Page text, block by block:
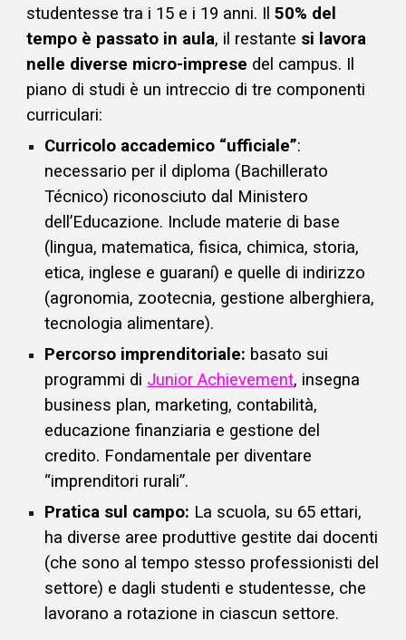
studentesse tra i 15 e i 19 anni. Il50% del
tempo è passato in aula, il restante si lavora
nelle diverse micro-imprese del campus. Il
piano di studi è un intreccio di tre componenti
curriculari:
Curricolo accademico “ufficiale”:
necessario per il diploma (Bachillerato
Técnico) riconosciuto dal Ministero
dell’Educazione. Include materie di base
(lingua, matematica, fisica, chimica, storia,
etica, inglese e guaraní) e quelle di indirizzo
(agronomia, zootecnia, gestione alberghiera,
tecnologia alimentare).
Percorso imprenditoriale: basato sui
programmi di Junior Achievement, insegna
business plan, marketing, contabilità,
educazione finanziaria e gestione del
credito. Fondamentale per diventare
“imprenditori rurali”.
Pratica sul campo: La scuola, su 65 ettari,
ha diverse aree produttive gestite dai docenti
(che sono al tempo stesso professionisti del
settore) e dagli studenti e studentesse, che
lavorano a rotazione in ciascun settore.